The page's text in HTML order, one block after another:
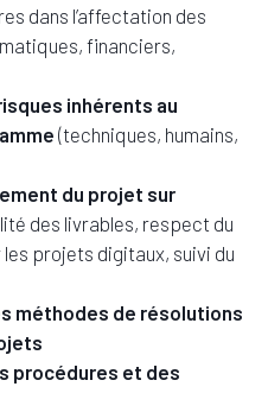
dans l’affectation des
financiers,
inhérents au
(techniques, humains,
du projet sur
des livrables, respect du
projets digitaux, suivi du
méthodes de résolutions
procédures et des